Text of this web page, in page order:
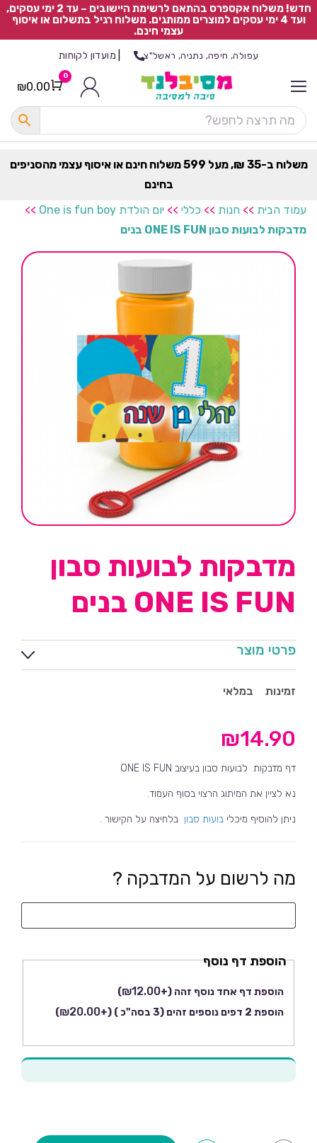
חדש! משלוח אקספרס בהתאם לרשימת היישובים – עד 2 ימי עסקים,
ועד 4 ימי עסקים למוצרים ממותגים. משלוח רגיל בתשלום או איסוף
עצמי חינם.
עפולה, חיפה, נתניה, ראשל"צ מועדון לקוחות
Cart
0
₪0.00
משלוח ב-35 ₪, מעל 599 משלוח חינם או איסוף עצמי מהסניפים
בחינם
עמוד הבית >> חנות >> כללי >> יום הולדת One is fun boy
>>
מדבקות לבועות סבון ONE IS FUN בנים
מדבקות לבועות סבון
ONE IS FUN בנים
פרטי מוצר
זמינות במלאי
₪14.90
דף מדבקות לבועות סבון בעיצוב ONE IS FUN
נא לציין את המיתוג הרצוי בסוף העמוד.
ניתן להוסיף מיכלי בועות סבון בלחיצה על הקישור .
מה לרשום על המדבקה ?
לרשום
הוספת דף נוסף
הוספת דף אחד נוסף זהה (+
₪12.00
)
הוספת 2 דפים נוספים זהים (3 בסה"כ )
(+
₪20.00
)